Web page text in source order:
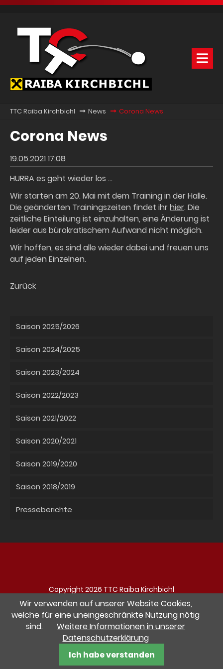
TTC Raiba Kirchbichl News Corona News
Corona News
19.05.2021 17:08
HURRA es geht wieder los …
Wir starten am 20. Mai mit dem Training in der Halle.
Die geänderten Trainingszeiten findet ihrhier. Die
zeitliche Einteilung ist einzuhalten, eine Änderung ist
leider aus bürokratischem Aufwand nicht möglich.
Wir hoffen, es sind alle wieder dabei und freuen uns
auf jeden Einzelnen.
Zurück
Saison 2025/2026
Saison 2024/2025
Saison 2023/2024
Saison 2022/2023
Saison 2021/2022
Saison 2020/2021
Saison 2019/2020
Saison 2018/2019
Presseberichte
Copyright 2026 TTC Raiba Kirchbichl
Navigation
überspringen
Impressum Datenschutz Kontakt
Besuche uns auf Facebook
website by pletzerdesign Werbeagentur
Wir verwenden auf unserer Website Cookies,
welche für eine uneingeschränkte Nutzung nötig
sind.
Weitere Informationen in unserer
Datenschutzerklärung
Ich habe verstanden